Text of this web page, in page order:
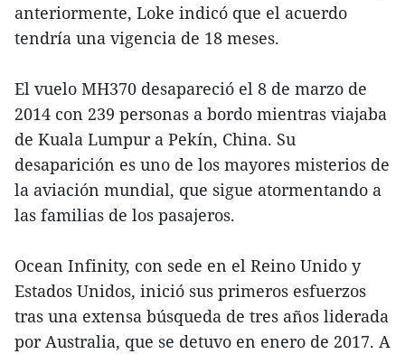
anteriormente, Loke indicó que el acuerdo
tendría una vigencia de 18 meses.
El vuelo MH370 desapareció el 8 de marzo de
2014 con 239 personas a bordo mientras viajaba
de Kuala Lumpur a Pekín, China. Su
desaparición es uno de los mayores misterios de
la aviación mundial, que sigue atormentando a
las familias de los pasajeros.
Ocean Infinity, con sede en el Reino Unido y
Estados Unidos, inició sus primeros esfuerzos
tras una extensa búsqueda de tres años liderada
por Australia, que se detuvo en enero de 2017. A